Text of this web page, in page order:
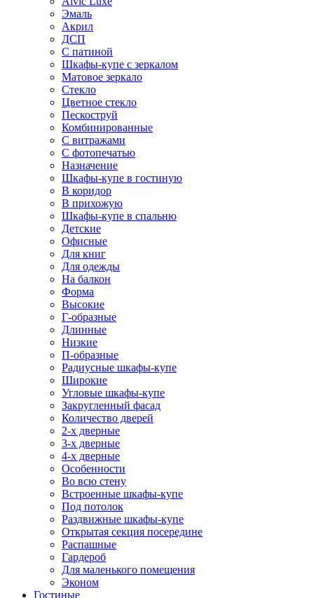
Эмаль
Акрил
ДСП
С патиной
Шкафы-купе с зеркалом
Матовое зеркало
Стекло
Цветное стекло
Пескоструй
Комбинированные
С витражами
С фотопечатью
Назначение
Шкафы-купе в гостиную
В коридор
В прихожую
Шкафы-купе в спальню
Детские
Офисные
Для книг
Для одежды
На балкон
Форма
Высокие
Г-образные
Длинные
Низкие
П-образные
Радиусные шкафы-купе
Широкие
Угловые шкафы-купе
Закругленный фасад
Количество дверей
2-х дверные
3-х дверные
4-х дверные
Особенности
Во всю стену
Встроенные шкафы-купе
Под потолок
Раздвижные шкафы-купе
Открытая секция посередине
Распашные
Гардероб
Для маленького помещения
Эконом
Гостиные